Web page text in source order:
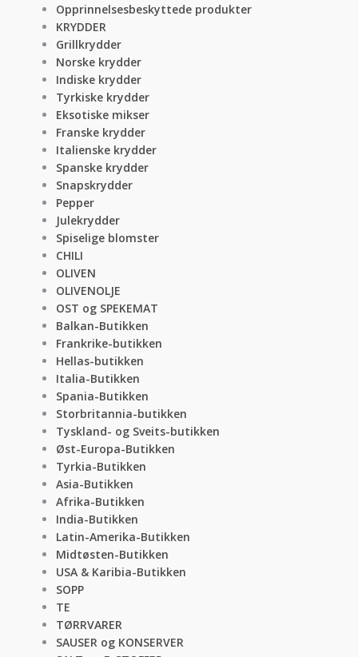
Opprinnelsesbeskyttede produkter
KRYDDER
Grillkrydder
Norske krydder
Indiske krydder
Tyrkiske krydder
Eksotiske mikser
Franske krydder
Italienske krydder
Spanske krydder
Snapskrydder
Pepper
Julekrydder
Spiselige blomster
CHILI
OLIVEN
OLIVENOLJE
OST og SPEKEMAT
Balkan-Butikken
Frankrike-butikken
Hellas-butikken
Italia-Butikken
Spania-Butikken
Storbritannia-butikken
Tyskland- og Sveits-butikken
Øst-Europa-Butikken
Tyrkia-Butikken
Asia-Butikken
Afrika-Butikken
India-Butikken
Latin-Amerika-Butikken
Midtøsten-Butikken
USA & Karibia-Butikken
SOPP
TE
TØRRVARER
SAUSER og KONSERVER